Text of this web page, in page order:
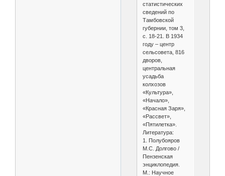
статистических
сведений по
Тамбовской
губернии, том 3,
с. 18-21. В 1934
году – центр
сельсовета, 816
дворов,
центральная
усадьба
колхозов
«Культура»,
«Начало»,
«Красная Заря»,
«Рассвет»,
«Пятилетка».
Литература:
1. Полубояров
М.С. Долгово /
Пензенская
энциклопедия.
М.: Научное